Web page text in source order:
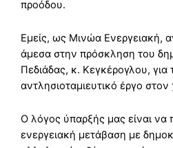
προόδου.
Εμείς, ως Μινώα Ενεργειακή,
άμεσα στην πρόσκληση του
Πεδιάδας, κ. Κεγκέρογλου, για
αντλησιοταμιευτικό έργο
Ο λόγος ύπαρξής μας είναι να
ενεργειακή μετάβαση με